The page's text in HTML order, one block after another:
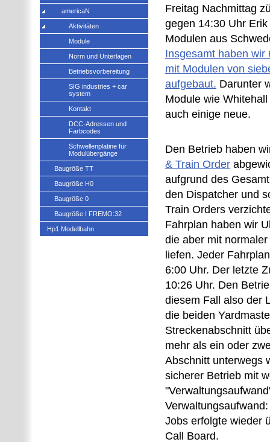
Freitag Nachmittag
gegen 14:30 Uhr
Modulen aus
Insgesamt haben wir
mit Modulen von
aufgebaut. Darunter
Module wie
auch einige neue.
Den Betrieb haben
& Train Order
aufgrund des
den Dispatcher und
Train Orders
Fahrplan haben wir
die aber mit
liefen. Jeder
6:00 Uhr. Der letzte
10:26 Uhr. Den
diesem Fall also der
die beiden
Streckenabschnitt
mehr als ein oder
Abschnitt unterwegs
sicherer Betrieb mit
Jobs erfolgte wieder
Call Board.
americaN
Aktivitäten
Module
Norm und Unterlagen
Betriebsvorbereitung
SIG industries + car
system
Kontakt
DCC-Adressen und
Farbcodes
Schwellenplatine für
Modulübergänge
Baugröße TT
Baugröße H0
Baugröße 0
Baugröße I FREMO:32
Hp1 Modellbahn